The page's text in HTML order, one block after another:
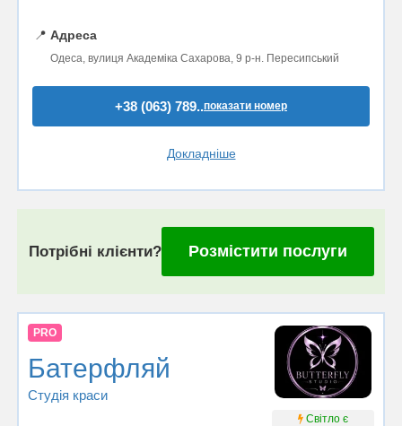
📍 Адреса
Одеса, вулиця Академіка Сахарова, 9 р-н. Пересипський
+38 (063) 789..показати номер
Докладніше
Потрібні клієнти? Розмістити послуги
PRO
Батерфляй
Студія краси
Світло є